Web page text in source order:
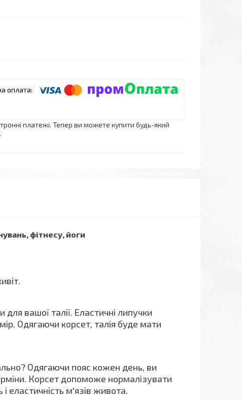
платежі. Тепер ви можете купити будь-який
фітнесу, йоги
вашої талії. Еластичні липучки
Одягаючи корсет, талія буде мати
Одягаючи пояс кожен день, ви
Корсет допоможе нормалізувати
і еластичність м'язів живота.